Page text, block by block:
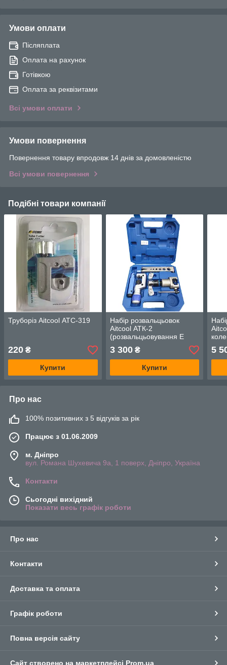
Умови оплати
Післяплата
Оплата на рахунок
Готівкою
Оплата за реквізитами
Всі умови оплати
Умови повернення
Повернення товару впродовж 14 днів за домовленістю
Всі умови повернення
Подібні товари компанії
Труборіз Aitcool АТС-319
220 ₴
Купити
Набір розвальцьовок
Aitcool АТК-2
(розвальцьовування Е
809, труборіз, ріммер)
3 300₴
Купити
5
Про нас
100% позитивних з 5 відгуків за рік
Працює з 01.06.2009
м. Дніпро
вул. Романа Шухевича 9а, 1 поверх, Дніпро, Україна
Контакти
Сьогодні вихідний
Показати весь графік роботи
Про нас
Контакти
Доставка та оплата
Графік роботи
Повна версія сайту
Сайт створено на маркетплейсі Prom.ua